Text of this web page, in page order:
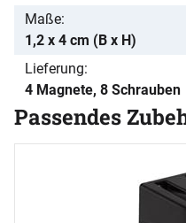
Maße
1,2 x 4 cm (B x H)
Lieferung
4 Magnete, 8 Schrauben
Passendes
Zubehör